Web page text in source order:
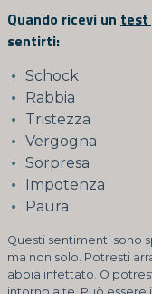
Quando ricevi un test
sentirti:
Schock
Rabbia
Tristezza
Vergogna
Sorpresa
Impotenza
Paura
Questi sentimenti sono
ma non solo. Potresti
abbia infettato. O